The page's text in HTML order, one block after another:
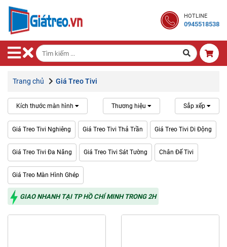
HOTLINE
0945518538
Giá
Tivi
Giá
Màn
Phụ
Kiện
Giá
Treo
Giá
Treo
Loa
Trang chủ Giá Treo Tivi
Kích thước màn hình Thương hiệu Sắp xếp
Giá Treo Tivi Nghiêng Giá Treo Tivi Thả Trần Giá Treo Tivi Di Động
Giá Treo Tivi Đa Năng Giá Treo Tivi Sát Tường Chân Đế Tivi
Giá Treo Màn Hình Ghép
GIAO NHANH TẠI TP HỒ CHÍ MINH TRONG 2H